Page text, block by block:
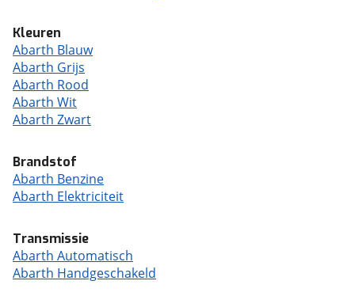
Kleuren
Abarth Blauw
Abarth Grijs
Abarth Rood
Abarth Wit
Abarth Zwart
Brandstof
Abarth Benzine
Abarth Elektriciteit
Transmissie
Abarth Automatisch
Abarth Handgeschakeld